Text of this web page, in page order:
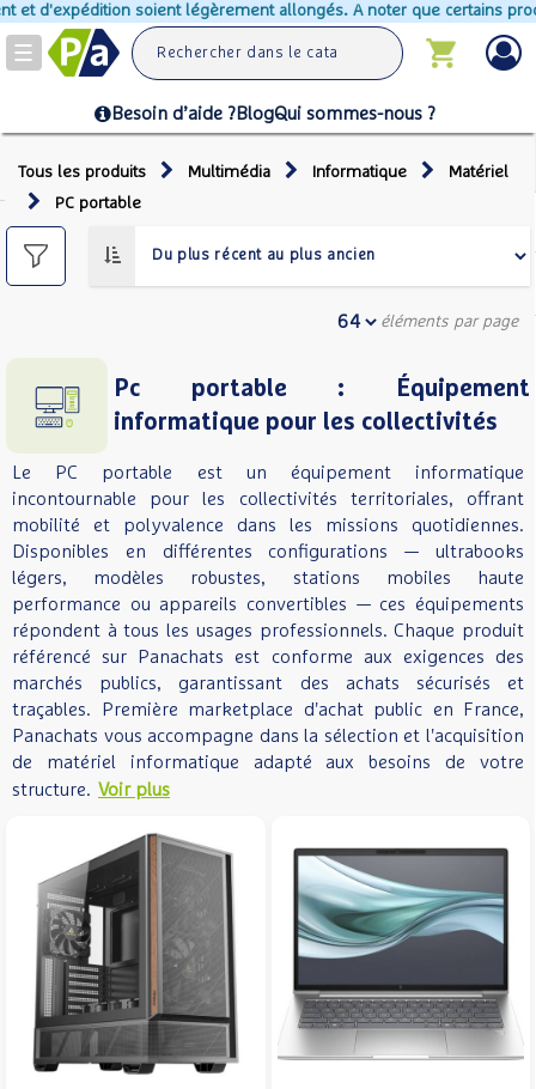
soient légèrement allongés. A noter que certains
Toggle
navigation
Besoin d’aide ?BlogQui sommes-nous ?
Tous les produits Multimédia Informatique
Matériel
PC portable
éléments par page
Pc portable : Équipement
informatique pour les collectivités
Le PC portable est un équipement informatique
incontournable pour les collectivités territoriales, offrant
mobilité et polyvalence dans les missions quotidiennes.
Disponibles en différentes configurations — ultrabooks
légers, modèles robustes, stations mobiles haute
performance ou appareils convertibles — ces équipements
répondent à tous les usages professionnels. Chaque produit
référencé sur Panachats est conforme aux exigences des
marchés publics, garantissant des achats sécurisés et
traçables. Première marketplace d'achat public en France,
Panachats vous accompagne dans la sélection et l'acquisition
de matériel informatique adapté aux besoins de votre
structure. Voir plus